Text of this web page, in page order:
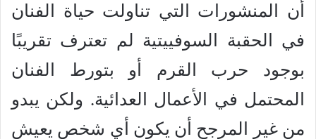
أن المنشورات التي تناولت حياة الفنان
في الحقبة السوفييتية لم تعترف تقريبًا
بوجود حرب القرم أو بتورط الفنان
المحتمل في الأعمال العدائية. ولكن يبدو
من غير المرجح أن يكون أي شخص يعيش